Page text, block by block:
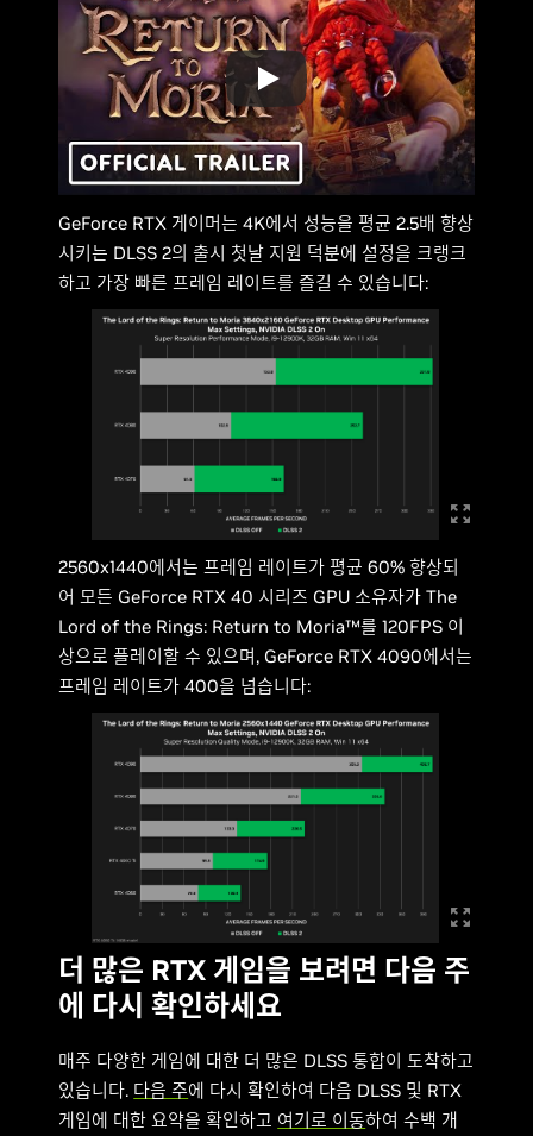
GeForce RTX 게이머는 4K에서 성능을 평균 2.5배 향상
시키는 DLSS 2의 출시 첫날 지원 덕분에 설정을 크랭크
하고 가장 빠른 프레임 레이트를 즐길 수 있습니다:
2560x1440에서는 프레임 레이트가 평균 60% 향상되
어 모든 GeForce RTX 40 시리즈 GPU 소유자가 The
Lord of the Rings: Return to Moria™를 120FPS 이
상으로 플레이할 수 있으며, GeForce RTX 4090에서는
프레임 레이트가 400을 넘습니다:
더 많은 RTX 게임을 보려면 다음 주
에 다시 확인하세요
매주 다양한 게임에 대한 더 많은 DLSS 통합이 도착하고
있습니다. 다음 주에 다시 확인하여 다음 DLSS 및 RTX
게임에 대한 요약을 확인하고 여기로 이동하여 수백 개